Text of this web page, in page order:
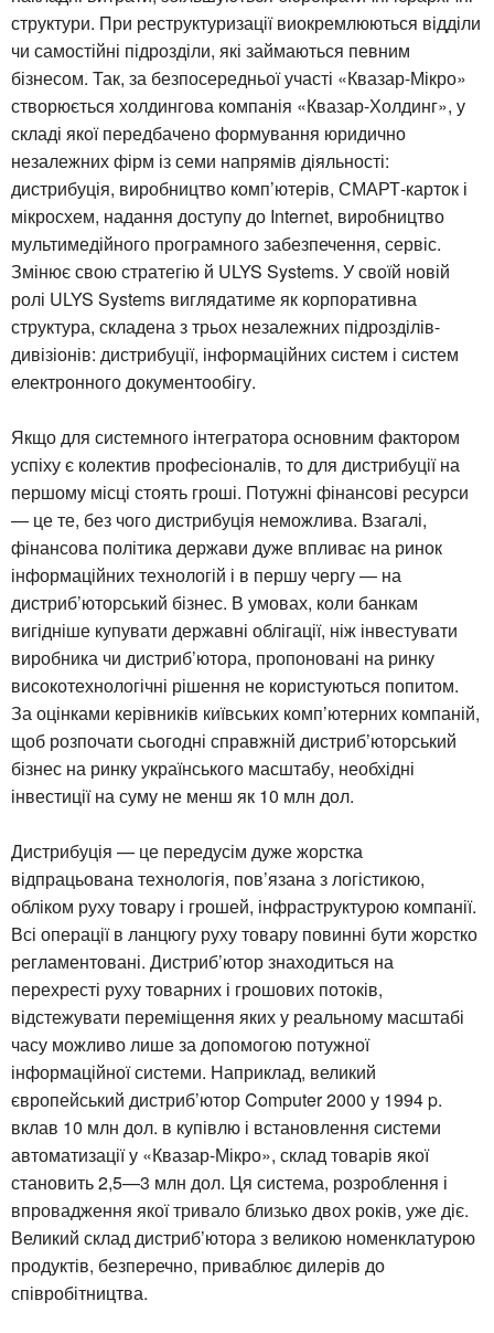
структури. При реструктуризації виокремлюються відділи
чи самостійні підрозділи, які займаються певним
бізнесом. Так, за безпосередньої участі «Квазар-Мікро»
створюється холдингова компанія «Квазар-Холдинг», у
складі якої передбачено формування юридично
незалежних фірм із семи напрямів діяльності:
дистрибуція, виробництво комп’ютерів, СМАРТ-карток і
мікросхем, надання доступу до Internet, виробництво
мультимедійного програмного забезпечення, сервіс.
Змінює свою стратегію й ULYS Systems. У своїй новій
ролі ULYS Systems виглядатиме як корпоративна
структура, складена з трьох незалежних підрозділів-
дивізіонів: дистрибуції, інформаційних систем і систем
електронного документообігу.
Якщо для системного інтегратора основним фактором
успіху є колектив професіоналів, то для дистрибуції на
першому місці стоять гроші. Потужні фінансові ресурси
— це те, без чого дистрибуція неможлива. Взагалі,
фінансова політика держави дуже впливає на ринок
інформаційних технологій і в першу чергу — на
дистриб’юторський бізнес. В умовах, коли банкам
вигідніше купувати державні облігації, ніж інвестувати
виробника чи дистриб’ютора, пропоновані на ринку
високотехнологічні рішення не користуються попитом.
За оцінками керівників київських комп’ютерних компаній,
щоб розпочати сьогодні справжній дистриб’юторський
бізнес на ринку українського масштабу, необхідні
інвестиції на суму не менш як 10 млн дол.
Дистрибуція — це передусім дуже жорстка
відпрацьована технологія, пов’язана з логістикою,
обліком руху товару і грошей, інфраструктурою компанії.
Всі операції в ланцюгу руху товару повинні бути жорстко
регламентовані. Дистриб’ютор знаходиться на
перехресті руху товарних і грошових потоків,
відстежувати переміщення яких у реальному масштабі
часу можливо лише за допомогою потужної
інформаційної системи. Наприклад, великий
європейський дистриб’ютор Computer 2000 у 1994 p.
вклав 10 млн дол. в купівлю і встановлення системи
автоматизації у «Квазар-Мікро», склад товарів якої
становить 2,5—3 млн дол. Ця система, розроблення і
впровадження якої тривало близько двох років, уже діє.
Великий склад дистриб’ютора з великою номенклатурою
продуктів, безперечно, приваблює дилерів до
співробітництва.